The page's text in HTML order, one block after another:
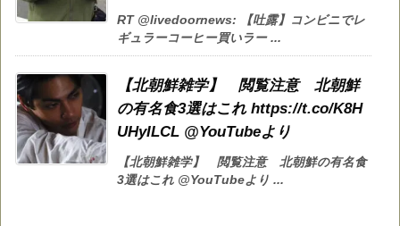
RT @livedoornews: 【吐露】コンビニでレ
ギュラーコーヒー買いラー ...
【北朝鮮雑学】 閲覧注意 北朝鮮
の有名食3選はこれ https://t.co/K8H
UHyILCL @YouTubeより
【北朝鮮雑学】 閲覧注意 北朝鮮の有名食
3選はこれ @YouTubeより ...